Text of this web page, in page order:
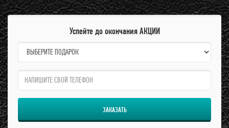
Успейте до окончания АКЦИИ
name:
qzw:
ЗАКАЗАТЬ